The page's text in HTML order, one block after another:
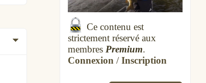
Ce contenu est
strictement réservé aux
membresPremium.
Connexion /Inscription